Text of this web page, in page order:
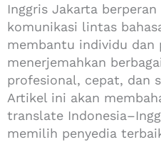
Inggris Jakarta
komunikasi lintas
membantu individu dan
menerjemahkan
profesional, cepat, dan
Artikel ini akan
translate
memilih penyedia